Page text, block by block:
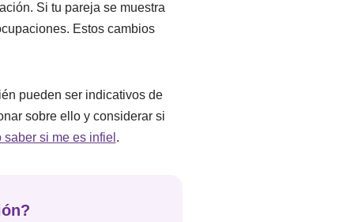
Si tu pareja se muestra
Estos cambios
pueden ser indicativos de
sobre ello y considerar si
saber si me es infiel .